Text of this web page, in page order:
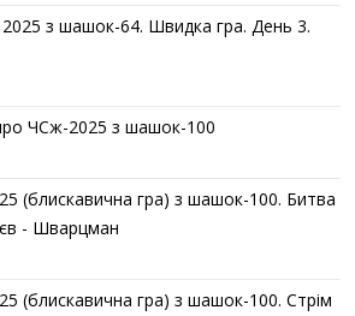
2025 з шашок-64. Швидка гра. День 3.
ЧСж-2025 з шашок-100
(блискавична гра) з шашок-100. Битва
- Шварцман
(блискавична гра) з шашок-100. Стрім